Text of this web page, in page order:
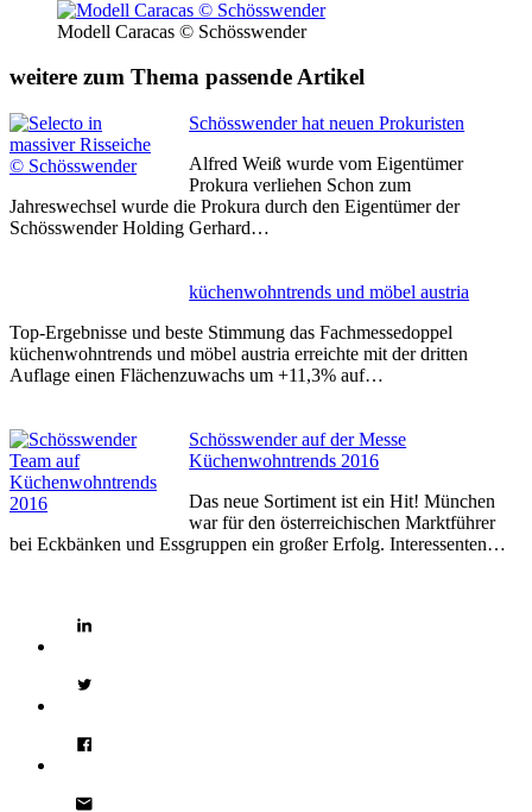
Modell Caracas © Schösswender
weitere zum Thema passende Artikel
Schösswender hat neuen Prokuristen
Alfred Weiß wurde vom Eigentümer
Prokura verliehen Schon zum
Jahreswechsel wurde die Prokura durch den Eigentümer der
Schösswender Holding Gerhard…
küchenwohntrends und möbel austria
Top-Ergebnisse und beste Stimmung das Fachmessedoppel
küchenwohntrends und möbel austria erreichte mit der dritten
Auflage einen Flächenzuwachs um +11,3% auf…
Schösswender auf der Messe
Küchenwohntrends 2016
Das neue Sortiment ist ein Hit! München
war für den österreichischen Marktführer
bei Eckbänken und Essgruppen ein großer Erfolg. Interessenten…